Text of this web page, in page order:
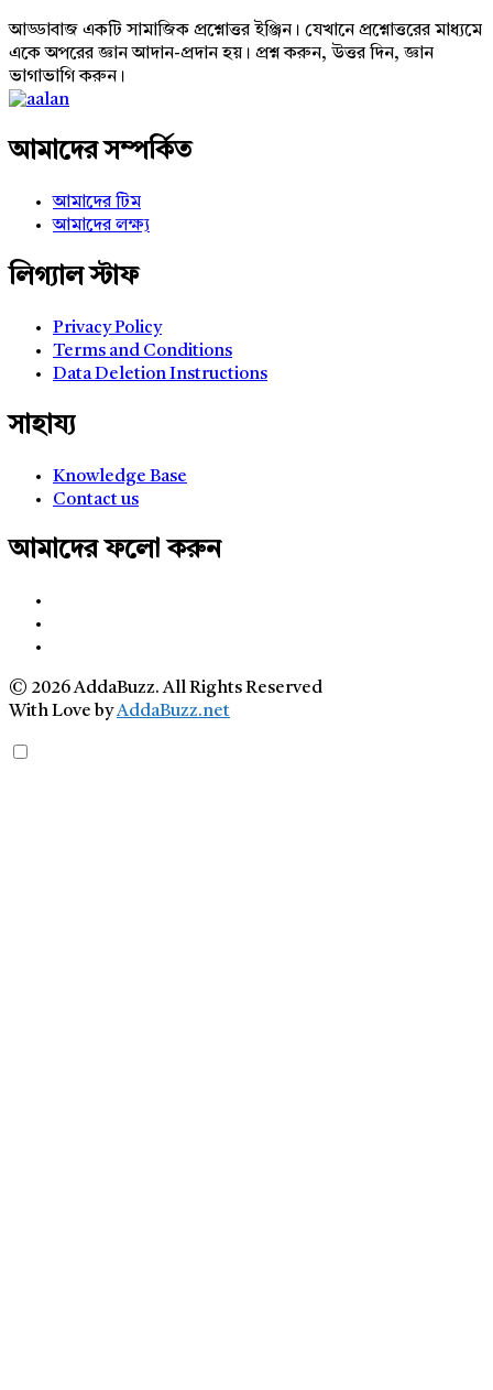
আড্ডাবাজ একটি সামাজিক প্রশ্নোত্তর ইঞ্জিন। যেখানে প্রশ্নোত্তরের মাধ্যমে
একে অপরের জ্ঞান আদান-প্রদান হয়। প্রশ্ন করুন, উত্তর দিন, জ্ঞান
ভাগাভাগি করুন।
Adv
আমাদের সম্পর্কিত
আমাদের টিম
আমাদের লক্ষ্য
লিগ্যাল স্টাফ
Privacy Policy
Terms and Conditions
Data Deletion Instructions
সাহায্য
Knowledge Base
Contact us
আমাদের ফলো করুন
© 2026 AddaBuzz. All Rights Reserved
With Love byAddaBuzz.net